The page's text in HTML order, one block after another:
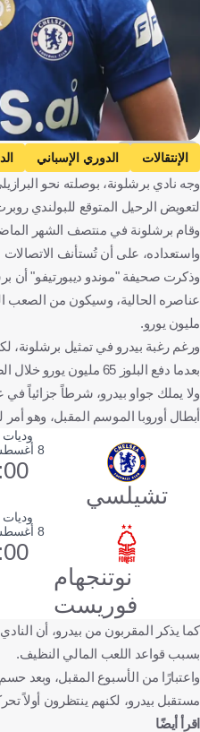
Getty Images
الإنتقالات الدوري الإسباني
برشلونة
تشيلسي
كرة قدم
وجه نادي برشلونة، بوصلته نحو
لتعويض الرحيل المتوقع للبولندي
وقام برشلونة في منتصف الشهر
واستعداده، على أن تُستأنف الاتصالات
وذكرت صحيفة "موندو ديبورتيفو" أن
مليون يورو.
ورغم رغبة بيدرو في تمثيل برشلونة،
بعدما دفع البلوز 65 مليون يورو خلال الصيف الماضي، للتعاقد معه من برايتون.
ولا يملك جواو بيدرو، شرطاً جزائياً
أبطال أوروبا الموسم المقبل، وهو
وديات
تشيلسي
8 أغسطس 2026
وديات
نوتنجهام
فوريست
8 أغسطس 2026
كما يذكر المقربون من بيدرو، أن
بسبب قواعد اللعب المالي النظيف.
واعتبارًا من الأسبوع المقبل،
مستقبل بيدرو، لكنهم ينتظرون أولاً
اقرأ أيضًا